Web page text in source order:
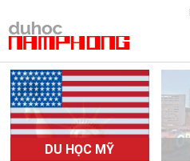
DU HỌC MỸ
TRANG CHỦ
QUỐC GIA
EVENTS